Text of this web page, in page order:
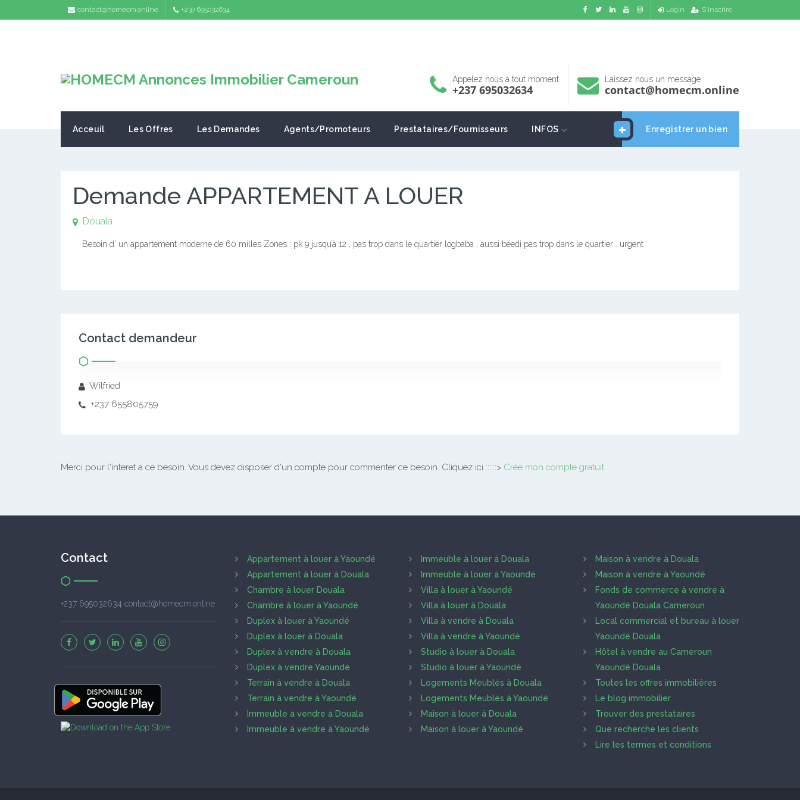
contact@homecm.online +237 695032634 Login S'inscrire
Appelez nous à tout moment
+237 695032634
Laissez nous un message
contact@homecm.online
Enregistrer un bien
Acceuil Les Offres Les Demandes Agents/Promoteurs Prestataires/Fournisseurs INFOS
Demande APPARTEMENT A LOUER
Douala
Besoin d’ un appartement moderne de 60 milles Zones : pk 9 jusqu’à 12 , pas trop dans le quartier logbaba , aussi beedi pas trop dans le quartier . urgent
Contact demandeur
Wilfried
+237 655805759
Merci pour l'interet a ce besoin. Vous devez disposer d'un compte pour commenter ce besoin. Cliquez ici ::::::> Crée mon compte gratuit
Contact
+237 695032634 contact@homecm.online
Appartement à louer à Yaoundé
Appartement à louer à Douala
Chambre à louer Douala
Chambre à louer à Yaoundé
Duplex à louer à Yaoundé
Duplex à louer à Douala
Duplex à vendre à Douala
Duplex à vendre Yaoundé
Terrain à vendre à Douala
Terrain à vendre à Yaoundé
Immeuble à vendre à Douala
Immeuble à vendre à Yaoundé
Immeuble à louer à Douala
Immeuble à louer à Yaoundé
Villa à louer à Yaoundé
Villa à louer à Douala
Villa à vendre à Douala
Villa à vendre à Yaoundé
Studio à louer à Douala
Studio à louer à Yaoundé
Logements Meublés à Douala
Logements Meublés à Yaoundé
Maison à louer à Douala
Maison à louer à Yaoundé
Maison à vendre à Douala
Maison à vendre à Yaoundé
Fonds de commerce à vendre à
Yaoundé Douala Cameroun
Local commercial et bureau à louer
Yaoundé Douala
Hôtel à vendre au Cameroun
Yaoundé Douala
Toutes les offres immobilières
Le blog immobilier
Trouver des prestataires
Que recherche les clients
Lire les termes et conditions